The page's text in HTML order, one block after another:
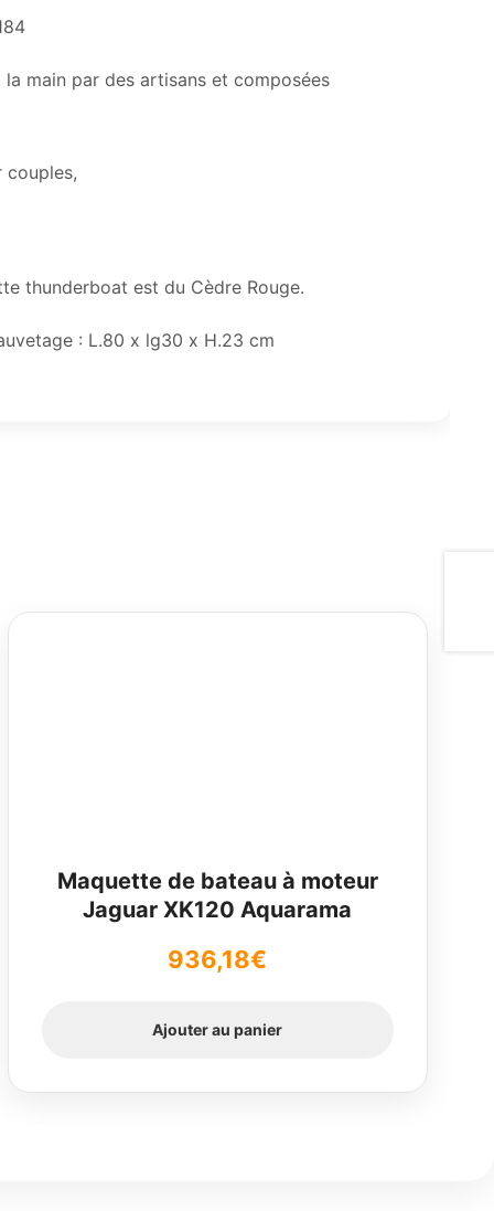
main par des artisans et composées
couples,
thunderboat est du Cèdre Rouge.
: L.80 x lg30 x H.23 cm
Maquette de bateau à moteur
Jaguar XK120 Aquarama
936,18€
Ajouter au panier